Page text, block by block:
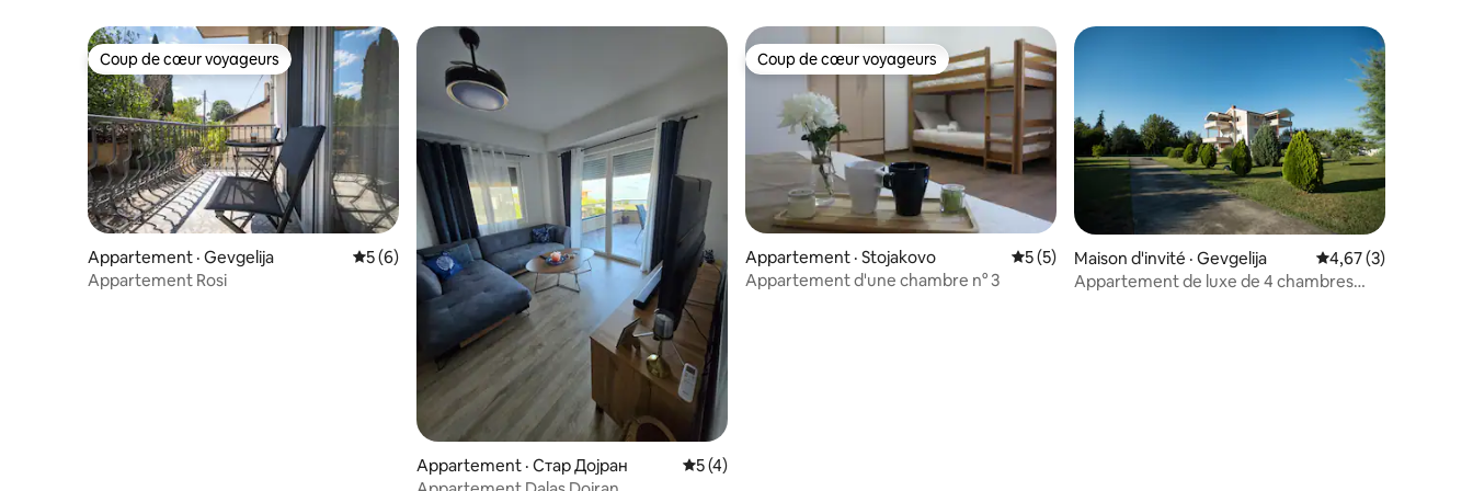
Coup de cœur voyageurs
Coup de cœur voyageurs
Appartement · Gevgelija Note moyenne de 5 sur 5, 6 commentaires
5 (6)
Appartement Rosi
Appartement · Стар Дојран Note moyenne de 5 sur 5, 4 commentaires
5 (4)
Coup de cœur voyageurs
Coup de cœur voyageurs
Appartement · Stojakovo Note moyenne de 5 sur 5, 5 commentaires
5 (5)
Appartement d'une chambre n° 3
Maison d'invité · Gevgelija Note moyenne de
4,67 (3)
Appartement de luxe de 4 chambres